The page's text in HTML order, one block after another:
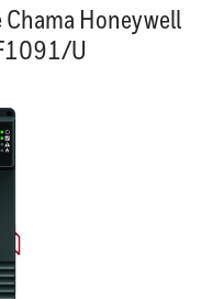
Honeywell
U